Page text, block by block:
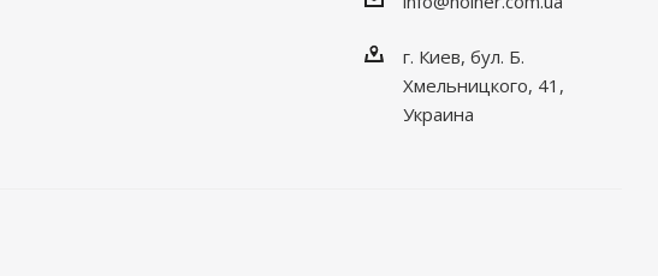
г. Киев, бул. Б.
Хмельницкого, 41,
Украина